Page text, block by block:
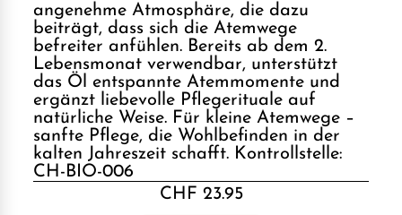
angenehme Atmosphäre, die dazu
beiträgt, dass sich die Atemwege
befreiter anfühlen. Bereits ab dem 2.
Lebensmonat verwendbar, unterstützt
das Öl entspannte Atemmomente und
ergänzt liebevolle Pflegerituale auf
natürliche Weise. Für kleine Atemwege –
sanfte Pflege, die Wohlbefinden in der
kalten Jahreszeit schafft. Kontrollstelle:
CH-BIO-006
CHF 23.95